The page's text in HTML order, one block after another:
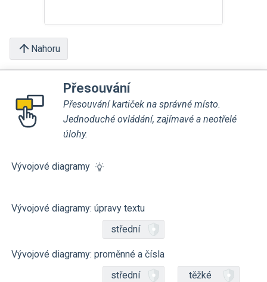
Nahoru
Přesouvání
Přesouvání kartiček na správné místo.
Jednoduché ovládání, zajímavé a neotřelé
úlohy.
Vývojové diagramy
Vývojové diagramy: úpravy textu
střední
Vývojové diagramy: proměnné a čísla
střední
těžké